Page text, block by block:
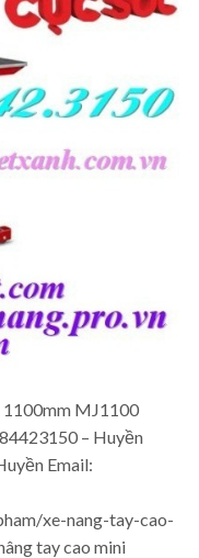
1100mm MJ1100
– Huyền
Email:
xe-nang-tay-cao-
tay cao mini